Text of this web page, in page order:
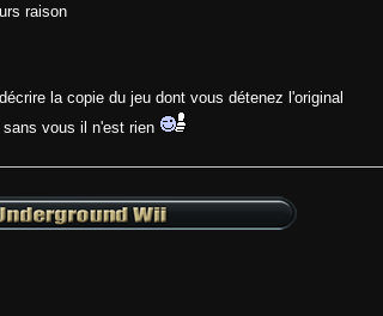
raison
la copie du jeu dont vous détenez l'original
vous il n'est rien